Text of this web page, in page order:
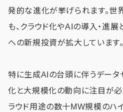
発的な進化が挙げられます。世
も、クラウド化やAIの導入・進展
への新規投資が拡大しています。
特に生成AIの台頭に伴うデー
化と大規模化の動向に注目が必
ラウド用途の数十MW規模のハ